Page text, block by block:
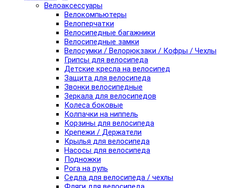
Велоаксессуары
Велокомпьютеры
Велоперчатки
Велосипедные багажники
Велосипедные замки
Велосумки / Велорюкзаки / Кофры / Чехлы
Грипсы для велосипеда
Детские кресла на велосипед
Защита для велосипеда
Звонки велосипедные
Зеркала для велосипедов
Колеса боковые
Колпачки на ниппель
Корзины для велосипеда
Крепежи / Держатели
Крылья для велосипеда
Насосы для велосипеда
Подножки
Рога на руль
Седла для велосипеда / чехлы